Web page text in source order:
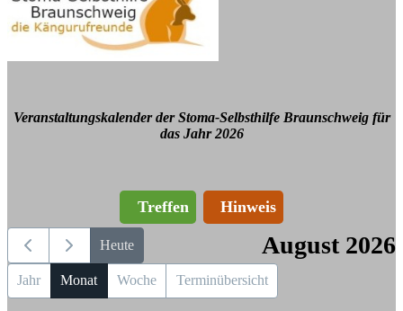
Veranstaltungskalender der Stoma-Selbsthilfe Braunschweig für
das Jahr 2026
Treffen Hinweis
Heute August 2026
Jahr Monat Woche Terminübersicht